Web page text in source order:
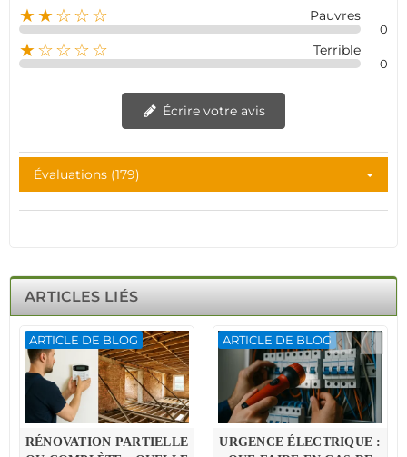
★★☆☆☆ Pauvres
0
★☆☆☆☆ Terrible
0
Écrire votre avis
Évaluations (179)
ARTICLES LIÉS
ARTICLE DE BLOG
RÉNOVATION PARTIELLE
ARTICLE DE BLOG
URGENCE ÉLECTRIQUE :